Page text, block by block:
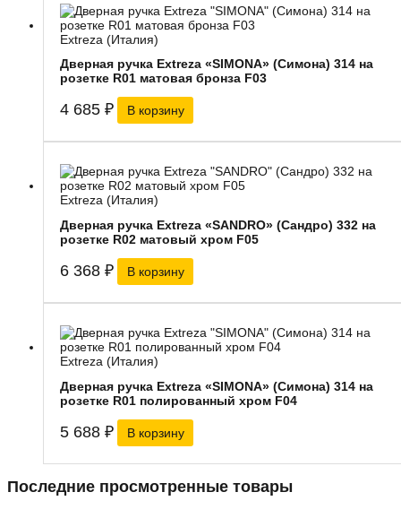
Extreza (Италия)
Дверная ручка Extreza «SIMONA» (Симона) 314 на
розетке R01 матовая бронза F03
4 685 ₽ В корзину
Extreza (Италия)
Дверная ручка Extreza «SANDRO» (Сандро) 332 на
розетке R02 матовый хром F05
6 368 ₽ В корзину
Extreza (Италия)
Дверная ручка Extreza «SIMONA» (Симона) 314 на
розетке R01 полированный хром F04
5 688 ₽ В корзину
Последние просмотренные товары